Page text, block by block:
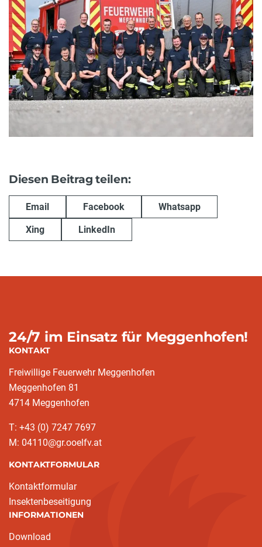
Diesen Beitrag teilen:
Email Facebook Whatsapp
Xing LinkedIn
24/7 im Einsatz für Meggenhofen!
KONTAKT
Freiwillige Feuerwehr Meggenhofen
Meggenhofen 81
4714 Meggenhofen
T: +43 (0) 7247 7697
M: 04110@gr.ooelfv.at
KONTAKTFORMULAR
Kontaktformular
Insektenbeseitigung
INFORMATIONEN
Download